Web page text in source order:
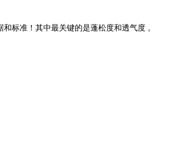
标准！其中最关键的是蓬松度和透气度 。